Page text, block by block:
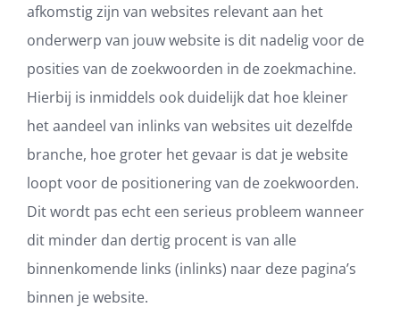
afkomstig zijn van websites relevant aan het
onderwerp van jouw website is dit nadelig voor de
posities van de zoekwoorden in de zoekmachine.
Hierbij is inmiddels ook duidelijk dat hoe kleiner
het aandeel van inlinks van websites uit dezelfde
branche, hoe groter het gevaar is dat je website
loopt voor de positionering van de zoekwoorden.
Dit wordt pas echt een serieus probleem wanneer
dit minder dan dertig procent is van alle
binnenkomende links (inlinks) naar deze pagina’s
binnen je website.